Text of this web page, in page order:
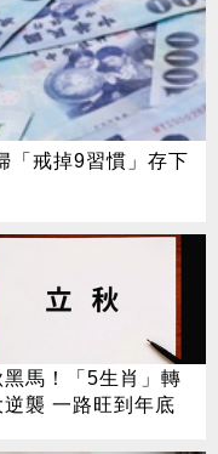
「戒掉9習慣」存下
黑馬！「5生肖」轉
逆襲 一路旺到年底